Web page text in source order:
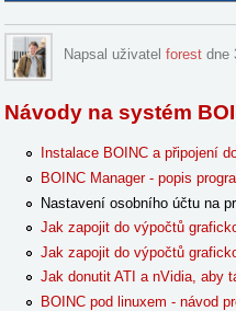
Napsal uživatelforest dne
Návody na systém
Instalace BOINC a připojení
BOINC Manager - popis
Nastavení osobního účtu na
Jak zapojit do výpočtů
Jak zapojit do výpočtů
Jak donutit ATI a nVidia, aby
BOINC pod linuxem - návod